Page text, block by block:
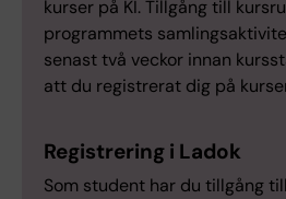
kurser på KI. Tillgång till
programmets
senast två veckor innan
att du registrerat dig på
Registrering i Ladok
Som student har du tillgång